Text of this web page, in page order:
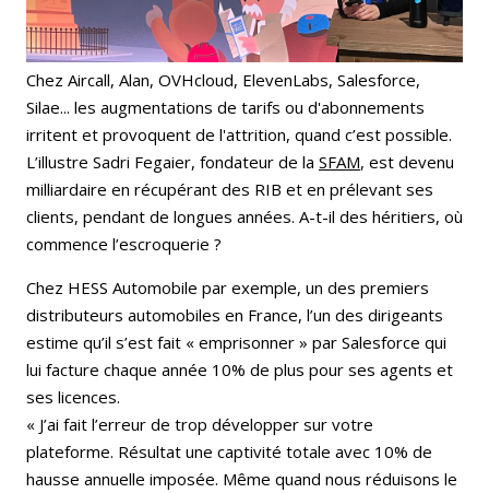
Chez Aircall, Alan, OVHcloud, ElevenLabs, Salesforce,
Silae... les augmentations de tarifs ou d'abonnements
irritent et provoquent de l'attrition, quand c’est possible.
L’illustre Sadri Fegaier, fondateur de la SFAM, est devenu
milliardaire en récupérant des RIB et en prélevant ses
clients, pendant de longues années. A-t-il des héritiers, où
commence l’escroquerie ?
Chez HESS Automobile par exemple, un des premiers
distributeurs automobiles en France, l’un des dirigeants
estime qu’il s’est fait « emprisonner » par Salesforce qui
lui facture chaque année 10% de plus pour ses agents et
ses licences.
« J’ai fait l’erreur de trop développer sur votre
plateforme. Résultat une captivité totale avec 10% de
hausse annuelle imposée. Même quand nous réduisons le